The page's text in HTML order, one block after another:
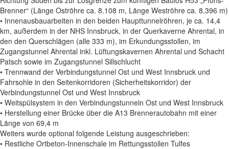
Brenner“ (Länge Oströhre ca. 8.108 m, Länge Weströhre ca. 8.396 m)
• Innenausbauarbeiten in den beiden Haupttunnelröhren, je ca. 14,4
km, außerdem in der NHS Innsbruck, in der Querkaverne Ahrental, in
den den Querschlägen (alle 333 m), im Erkundungsstollen, im
Zugangstunnel Ahrental inkl. Lüftungskavernen Ahrental und Schacht
Patsch sowie im Zugangstunnel Sillschlucht
• Trennwand der Verbindungstunnel Ost und West Innsbruck und
Fahrsohle in den Seitenkorridoren (Sicherheitskorridor) der
Verbindungstunnel Ost und West Innsbruck
• Weitspülsystem in den Verbindungstunneln Ost und West Innsbruck
• Herstellung einer Brücke über die A13 Brennerautobahn mit einer
Länge von 69,4 m
Weiters wurde optional folgende Leistung ausgeschrieben:
• Restliche Ortbeton-Innenschale im Rettungsstollen Tulfes